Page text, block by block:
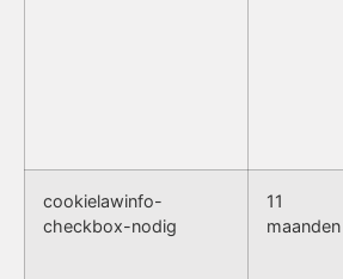
cookielawinfo-
checkbox-nodig
11
maanden